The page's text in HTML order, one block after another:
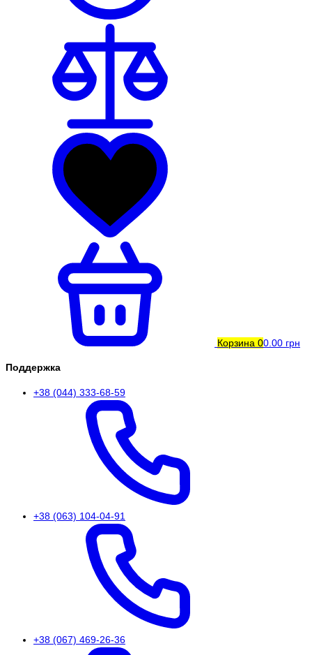
Корзина 00.00 грн
Поддержка
+38 (044) 333-68-59
+38 (063) 104-04-91
+38 (067) 469-26-36